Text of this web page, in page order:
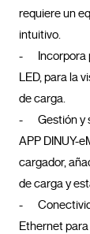
requiere un
intuitivo.
-	Incorpora pantalla TFT a color de 2,8” de última tecnología
LED, para la
de carga.
-	Gestión y supervisión del proceso de carga mediante la
APP DINUY-
cargador,
de carga y
-	Conectividad y compatibilidad total vía Bluetooth, Wi-Fi,
Ethernet